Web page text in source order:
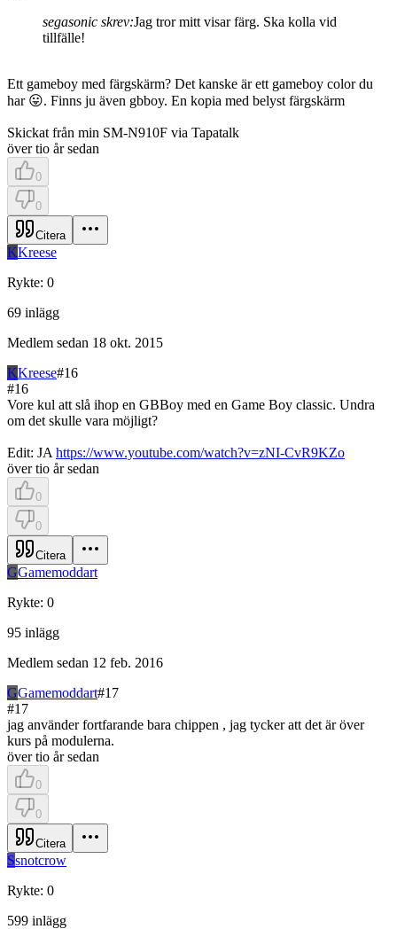
segasonic skrev:Jag tror mitt visar färg. Ska kolla vid
tillfälle!
Ett gameboy med färgskärm? Det kanske är ett gameboy color du
har 😛. Finns ju även gbboy. En kopia med belyst färgskärm
Skickat från min SM-N910F via Tapatalk
över tio år sedan
0
0
Citera
KKreese
Rykte: 0
69 inlägg
Medlem sedan 18 okt. 2015
KKreese#16
#16
Vore kul att slå ihop en GBBoy med en Game Boy classic. Undra
om det skulle vara möjligt?
Edit: JA https://www.youtube.com/watch?v=zNI-CvR9KZo
över tio år sedan
0
0
Citera
GGamemoddart
Rykte: 0
95 inlägg
Medlem sedan 12 feb. 2016
GGamemoddart#17
#17
jag använder fortfarande bara chippen , jag tycker att det är över
kurs på modulerna.
över tio år sedan
0
0
Citera
Ssnotcrow
Rykte: 0
599 inlägg